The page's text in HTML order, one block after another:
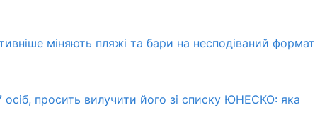
міняють пляжі та бари на несподіваний формат
просить вилучити його зі списку ЮНЕСКО: яка